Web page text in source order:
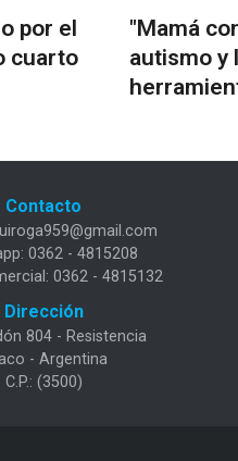
por el
cuarto
"Mamá
autismo y
Contacto
0362 - 4815208
0362 - 4815132
Dirección
804 - Resistencia
- Argentina
C.P.: (3500)